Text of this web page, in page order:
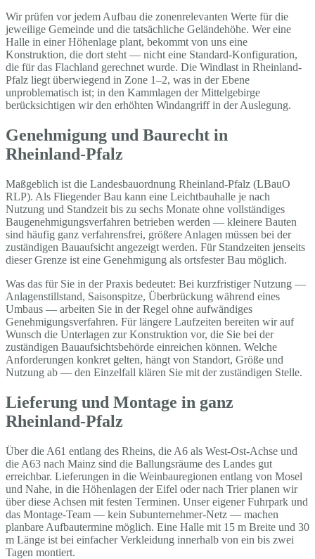
Wir prüfen vor jedem Aufbau die zonenrelevanten Werte für die
jeweilige Gemeinde und die tatsächliche Geländehöhe. Wer eine
Halle in einer Höhenlage plant, bekommt von uns eine
Konstruktion, die dort steht — nicht eine Standard-Konfiguration,
die für das Flachland gerechnet wurde. Die Windlast in Rheinland-
Pfalz liegt überwiegend in Zone 1–2, was in der Ebene
unproblematisch ist; in den Kammlagen der Mittelgebirge
berücksichtigen wir den erhöhten Windangriff in der Auslegung.
Genehmigung und Baurecht in
Rheinland-Pfalz
Maßgeblich ist die Landesbauordnung Rheinland-Pfalz (LBauO
RLP). Als Fliegender Bau kann eine Leichtbauhalle je nach
Nutzung und Standzeit bis zu sechs Monate ohne vollständiges
Baugenehmigungsverfahren betrieben werden — kleinere Bauten
sind häufig ganz verfahrensfrei, größere Anlagen müssen bei der
zuständigen Bauaufsicht angezeigt werden. Für Standzeiten jenseits
dieser Grenze ist eine Genehmigung als ortsfester Bau möglich.
Was das für Sie in der Praxis bedeutet: Bei kurzfristiger Nutzung —
Anlagenstillstand, Saisonspitze, Überbrückung während eines
Umbaus — arbeiten Sie in der Regel ohne aufwändiges
Genehmigungsverfahren. Für längere Laufzeiten bereiten wir auf
Wunsch die Unterlagen zur Konstruktion vor, die Sie bei der
zuständigen Bauaufsichtsbehörde einreichen können. Welche
Anforderungen konkret gelten, hängt von Standort, Größe und
Nutzung ab — den Einzelfall klären Sie mit der zuständigen Stelle.
Lieferung und Montage in ganz
Rheinland-Pfalz
Über die A61 entlang des Rheins, die A6 als West-Ost-Achse und
die A63 nach Mainz sind die Ballungsräume des Landes gut
erreichbar. Lieferungen in die Weinbauregionen entlang von Mosel
und Nahe, in die Höhenlagen der Eifel oder nach Trier planen wir
über diese Achsen mit festen Terminen. Unser eigener Fuhrpark und
das Montage-Team — kein Subunternehmer-Netz — machen
planbare Aufbautermine möglich. Eine Halle mit 15 m Breite und 30
m Länge ist bei einfacher Verkleidung innerhalb von ein bis zwei
Tagen montiert.